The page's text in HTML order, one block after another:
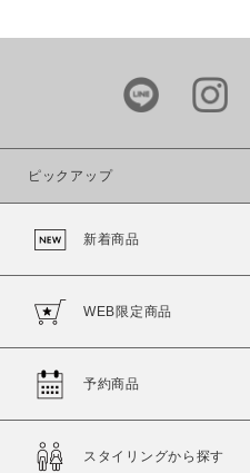
在庫あり
ピックアップ
新着商品
WEB限定商品
予約商品
スタイリングから探す